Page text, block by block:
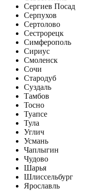
Сергиев Посад
Серпухов
Сертолово
Сестрорецк
Симферополь
Сириус
Смоленск
Сочи
Стародуб
Суздаль
Тамбов
Тосно
Туапсе
Тула
Углич
Усмань
Чаплыгин
Чудово
Шарья
Шлиссельбург
Ярославль